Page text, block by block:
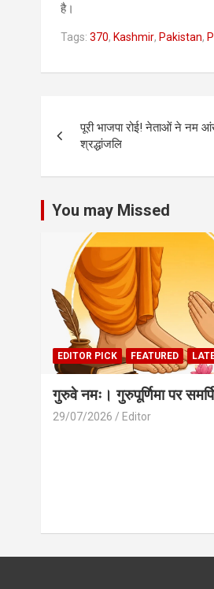
है।
Tags: 370, Kashmir, Pakistan,
navigation
पूरी भाजपा रोई! नेताओं ने नम
श्रद्धांजलि
You may Missed
EDITOR PICK FEATURED
गुरुवे नमः। गुरुपूर्णिमा पर
29/07/2026 Editor